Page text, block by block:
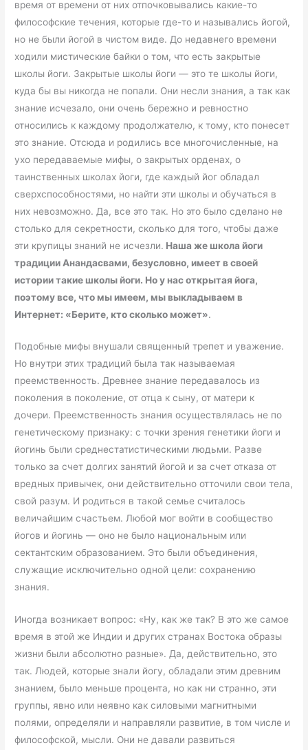
время от времени от них отпочковывались какие-то
философские течения, которые где-то и назывались йогой,
но не были йогой в чистом виде. До недавнего времени
ходили мистические байки о том, что есть закрытые
школы йоги. Закрытые школы йоги — это те школы йоги,
куда бы вы никогда не попали. Они несли знания, а так как
знание исчезало, они очень бережно и ревностно
относились к каждому продолжателю, к тому, кто понесет
это знание. Отсюда и родились все многочисленные, на
ухо передаваемые мифы, о закрытых орденах, о
таинственных школах йоги, где каждый йог обладал
сверхспособностями, но найти эти школы и обучаться в
них невозможно. Да, все это так. Но это было сделано не
столько для секретности, сколько для того, чтобы даже
эти крупицы знаний не исчезли. Наша же школа йоги
традиции Анандасвами, безусловно, имеет в своей
истории такие школы йоги. Но у нас открытая йога,
поэтому все, что мы имеем, мы выкладываем в
Интернет: «Берите, кто сколько может».
Подобные мифы внушали священный трепет и уважение.
Но внутри этих традиций была так называемая
преемственность. Древнее знание передавалось из
поколения в поколение, от отца к сыну, от матери к
дочери. Преемственность знания осуществлялась не по
генетическому признаку: с точки зрения генетики йоги и
йогинь были среднестатистическими людьми. Разве
только за счет долгих занятий йогой и за счет отказа от
вредных привычек, они действительно отточили свои тела,
свой разум. И родиться в такой семье считалось
величайшим счастьем. Любой мог войти в сообщество
йогов и йогинь — оно не было национальным или
сектантским образованием. Это были объединения,
служащие исключительно одной цели: сохранению
знания.
Иногда возникает вопрос: «Ну, как же так? В это же самое
время в этой же Индии и других странах Востока образы
жизни были абсолютно разные». Да, действительно, это
так. Людей, которые знали йогу, обладали этим древним
знанием, было меньше процента, но как ни странно, эти
группы, явно или неявно как силовыми магнитными
полями, определяли и направляли развитие, в том числе и
философской, мысли. Они не давали развиться